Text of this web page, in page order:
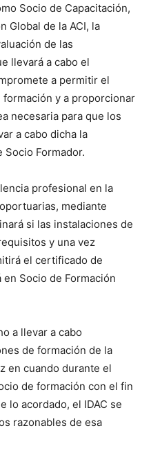
Socio de Capacitación,
Global de la ACI, la
de las
llevará a cabo el
a permitir el
y a proporcionar
necesaria para que los
a cabo dicha la
Formador.
profesional en la
mediante
si las instalaciones de
y una vez
el certificado de
Socio de Formación
a llevar a cabo
de formación de la
en cuando durante el
de formación con el fin
lo acordado, el IDAC se
razonables de esa